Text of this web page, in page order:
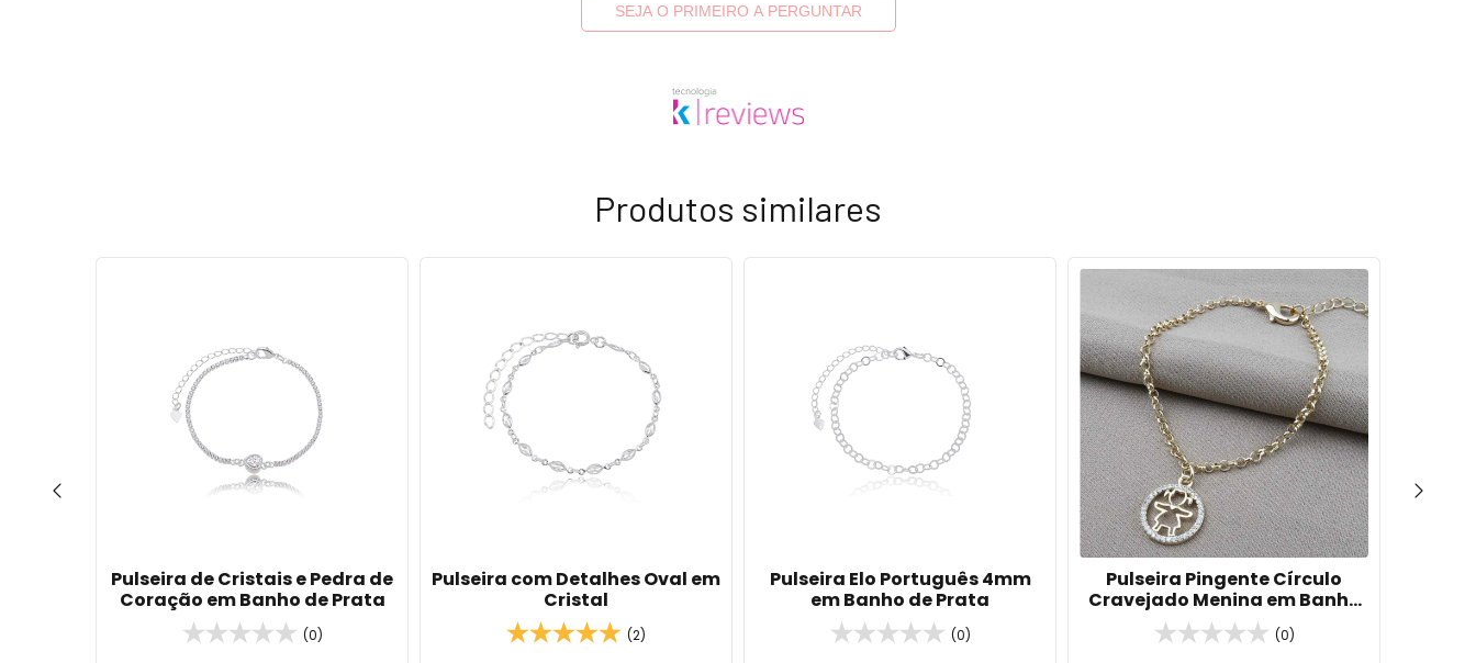
SEJA O PRIMEIRO A PERGUNTAR
Produtos similares
Pulseira de Cristais e Pedra de
Coração em Banho de Prata
(0)
Pulseira com Detalhes Oval em
Cristal
(2)
Pulseira Elo Português 4mm
em Banho de Prata
(0)
Pulseira Pingente Círculo
Cravejado Menina em Banho
de Ouro 18k
(0)